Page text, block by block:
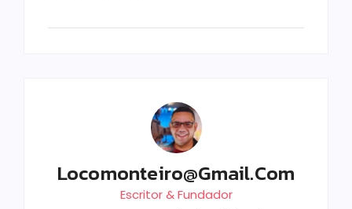
Locomonteiro@gmail.com
Escritor & Fundador